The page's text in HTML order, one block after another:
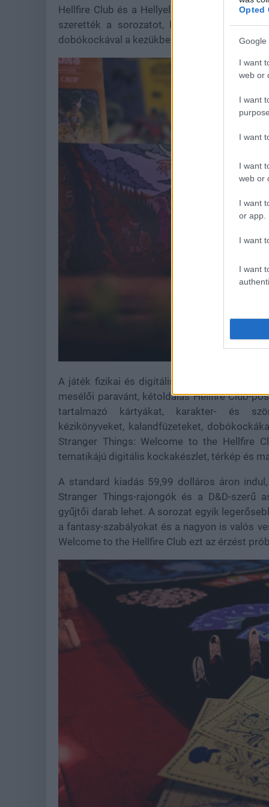
Opted
Google
I want
web or
I want
I want
I want
web or
I want
or app.
I want
I want
Hellfire Club és a Hellyel lefelé árnyékában.
szerették a sorozatot, hanem mindig is el
dobókockával a kezükben.
A játék fizikai és digitális formában is
mesélői paravánt, kétoldalas Hellfire Club-
tartalmazó kártyákat, karakter- és
kézikönyveket, kalandfüzeteket,
Stranger Things: Welcome to the Hellfire
tematikájú digitális kockakészlet, térkép és
A standard kiadás 59,99 dolláros áron
Stranger Things-rajongók és a D&D-szerű
gyűjtői darab lehet. A sorozat egyik
a fantasy-szabályokat és a nagyon is valós
Welcome to the Hellfire Club ezt az érzést